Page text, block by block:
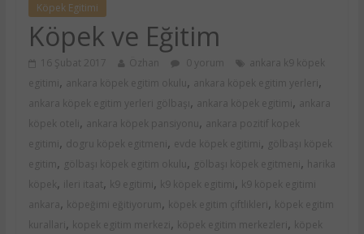
Köpek Egitimi
Köpek ve Eğitim
16 Şubat 2017 Özhan 0 yorum
ankara k9 köpek
egitimi , ankara köpek egitim okulu , ankara köpek egitim yerleri ,
ankara köpek egitim yerleri gölbaşı , ankara köpek egitimi ,
ankara
köpek oteli , ankara köpek pansiyonu ,
ankara pozitif kopek
egitimi , dogru köpek egitmeni , evde köpek egitimi , gölbaşı köpek
egitim , gölbaşı köpek egitim okulu , gölbaşı köpek egitmeni , harika
köpek , ileri itaat, k9 egitimi , k9 köpek egitimi ,
k9 köpek egitimi
ankara , köpeğimi eğitiyorum , köpek egitim çiftlikleri ,
köpek egitim
kurallari , kopek egitim merkezi , köpek egitim merkezleri ,
köpek